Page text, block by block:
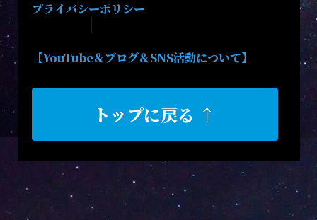
プライバシーポリシー
【YouTube＆ブログ＆SNS活動について】
トップに戻る ↑